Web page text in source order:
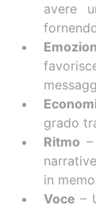
avere
grado
Ritmo
in
Voce –